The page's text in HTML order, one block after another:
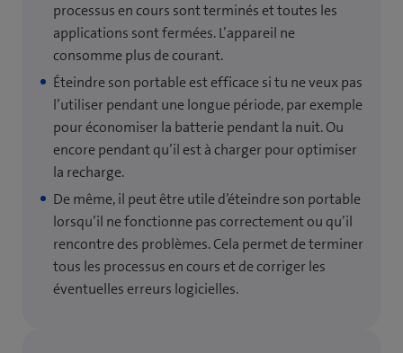
processus en cours sont terminés et toutes les
applications sont fermées. L’appareil ne
consomme plus de courant.
Éteindre son portable est efficace si tu ne veux pas
l’utiliser pendant une longue période, par exemple
pour économiser la batterie pendant la nuit. Ou
encore pendant qu’il est à charger pour optimiser
la recharge.
De même, il peut être utile d’éteindre son portable
lorsqu’il ne fonctionne pas correctement ou qu’il
rencontre des problèmes. Cela permet de terminer
tous les processus en cours et de corriger les
éventuelles erreurs logicielles.